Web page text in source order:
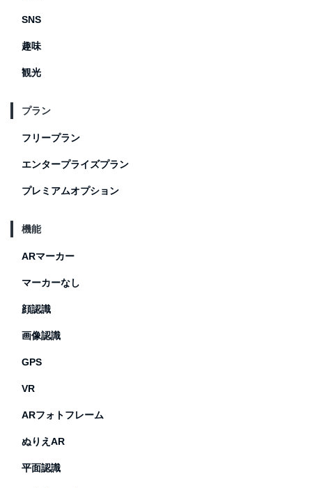
SNS
趣味
観光
プラン
フリープラン
エンタープライズプラン
プレミアムオプション
機能
ARマーカー
マーカーなし
顔認識
画像認識
GPS
VR
ARフォトフレーム
ぬりえAR
平面認識